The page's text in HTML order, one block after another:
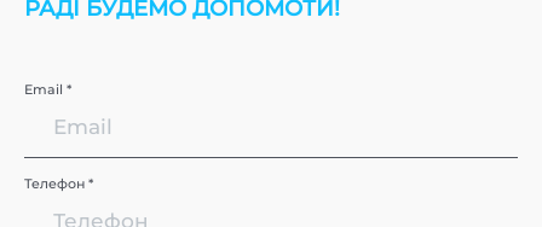
РАДІ БУДЕМО ДОПОМОТИ!
Email *
Телефон *